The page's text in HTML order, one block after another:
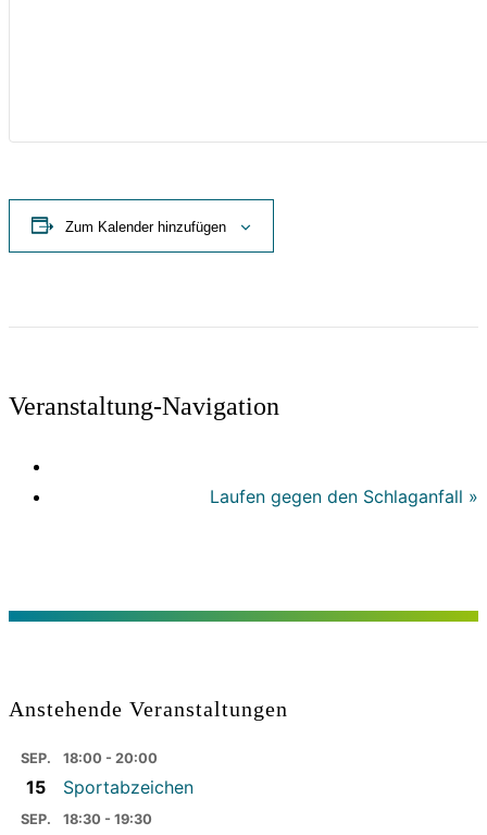
Zum Kalender hinzufügen
Veranstaltung-Navigation
Laufen gegen den Schlaganfall »
Anstehende Veranstaltungen
SEP.
15
18:00 - 20:00
Sportabzeichen
SEP. 18:30 - 19:30